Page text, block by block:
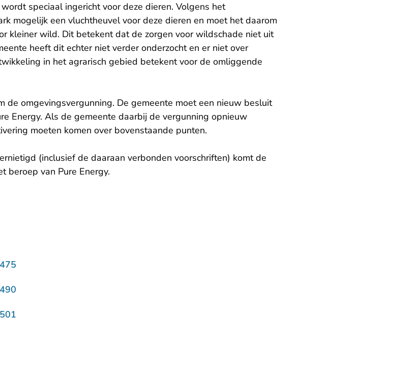
speciaal ingericht voor deze dieren. Volgens het
mogelijk een vluchtheuvel voor deze dieren en moet het daarom
kleiner wild. Dit betekent dat de zorgen voor wildschade niet uit
heeft dit echter niet verder onderzocht en er niet over
in het agrarisch gebied betekent voor de omliggende
de omgevingsvergunning. De gemeente moet een nieuw besluit
Energy. Als de gemeente daarbij de vergunning opnieuw
moeten komen over bovenstaande punten.
(inclusief de daaraan verbonden voorschriften) komt de
beroep van Pure Energy.